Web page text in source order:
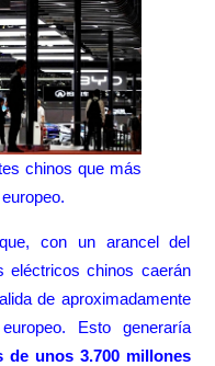
chinos que más
con un arancel del
eléctricos chinos caerán
de aproximadamente
Esto generaría
de unos 3.700 millones